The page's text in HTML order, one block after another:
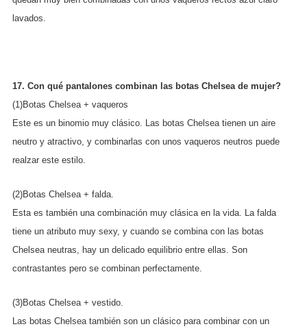
lavados.
17. Con qué pantalones combinan las botas Chelsea de mujer?
(1)Botas Chelsea + vaqueros
Este es un binomio muy clásico. Las botas Chelsea tienen un aire
neutro y atractivo, y combinarlas con unos vaqueros neutros puede
realzar este estilo.
(2)Botas Chelsea + falda.
Esta es también una combinación muy clásica en la vida. La falda
tiene un atributo muy sexy, y cuando se combina con las botas
Chelsea neutras, hay un delicado equilibrio entre ellas. Son
contrastantes pero se combinan perfectamente.
(3)Botas Chelsea + vestido.
Las botas Chelsea también son un clásico para combinar con un